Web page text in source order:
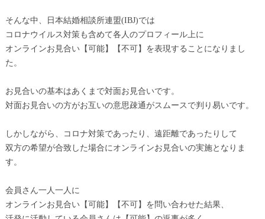
そんな中、日本結婚相談所連盟(IBJ)では
コロナウイルス対策も含めて各人のプロフィール上に
オンラインお見合い【可能】【不可】を表現することになりまし
た。
お見合いの基本はあくまで対面お見合いです。
対面お見合いの方がお互いの意思疎通がスムースで判り易いです。
しかしながら、コロナ対策であったり、遠距離であったりして
双方の希望が合致した場合にオンラインお見合いの実施となりま
す。
会員さん一人一人に
オンラインお見合い【可能】【不可】を問い合わせた結果、